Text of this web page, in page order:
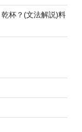
乾杯？(文法解説)料